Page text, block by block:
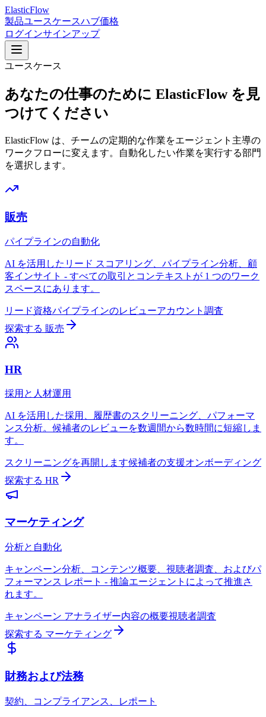
ElasticFlow
製品ユースケースハブ価格
ログインサインアップ
ユースケース
あなたの仕事のために ElasticFlow を見
つけてください
ElasticFlow は、チームの定期的な作業をエージェント主導の
ワークフローに変えます。自動化したい作業を実行する部門
を選択します。
販売
パイプラインの自動化
AI を活用したリード スコアリング、パイプライン分析、顧
客インサイト - すべての取引とコンテキストが 1 つのワーク
スペースにあります。
リード資格パイプラインのレビューアカウント調査
探索する 販売
HR
採用と人材運用
AI を活用した採用、履歴書のスクリーニング、パフォーマ
ンス分析。候補者のレビューを数週間から数時間に短縮しま
す。
スクリーニングを再開します候補者の支援オンボーディング
探索する HR
マーケティング
分析と自動化
キャンペーン分析、コンテンツ概要、視聴者調査、およびパ
フォーマンス レポート - 推論エージェントによって推進さ
れます。
キャンペーン アナライザー内容の概要視聴者調査
探索する マーケティング
財務および法務
契約、コンプライアンス、レポート